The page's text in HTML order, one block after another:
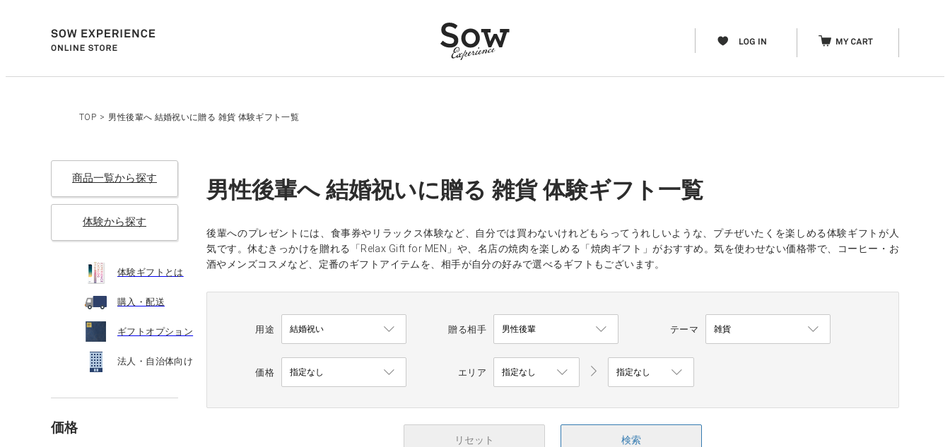
TOP > 男性後輩へ 結婚祝いに贈る 雑貨 体験ギフト一覧
商品一覧から探す
体験から探す
体験ギフトとは
購入・配送
ギフトオプション
法人・自治体向け
価格
男性後輩へ 結婚祝いに贈る 雑貨 体験ギフト一覧
後輩へのプレゼントには、食事券やリラックス体験など、自分では買わないけれどもらってうれしいような、プチぜいたくを楽しめる体験ギフトが人
気です。休むきっかけを贈れる「Relax Gift for MEN」や、名店の焼肉を楽しめる「焼肉ギフト」がおすすめ。気を使わせない価格帯で、コーヒー・お
酒やメンズコスメなど、定番のギフトアイテムを、相手が自分の好みで選べるギフトもございます。
用途 贈る相手 テーマ
価格 エリア
リセット 検索